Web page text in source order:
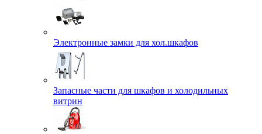
Электронные замки для хол.шкафов
Запасные части для шкафов и холодильных
витрин